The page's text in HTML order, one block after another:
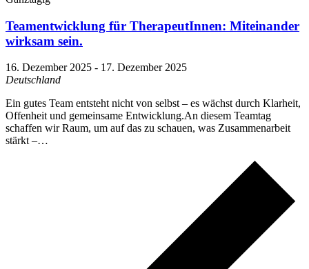
Teamentwicklung für TherapeutInnen: Miteinander
wirksam sein.
16. Dezember 2025 - 17. Dezember 2025
Deutschland
Ein gutes Team entsteht nicht von selbst – es wächst durch Klarheit,
Offenheit und gemeinsame Entwicklung.An diesem Teamtag
schaffen wir Raum, um auf das zu schauen, was Zusammenarbeit
stärkt –…